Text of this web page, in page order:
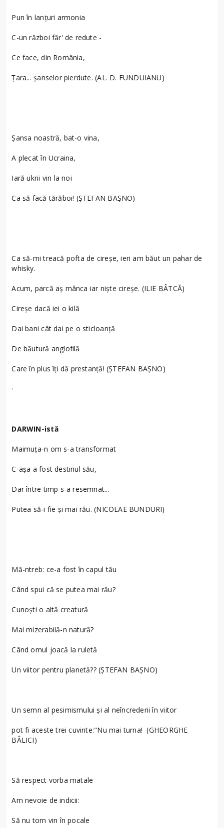
Pun în lanțuri armonia
C-un război făr' de redute -
Ce face, din România,
Țara... șanselor pierdute. (AL. D. FUNDUIANU)
Șansa noastră, bat-o vina,
A plecat în Ucraina,
Iară ukrii vin la noi
Ca să facă tărăboi! (ȘTEFAN BAȘNO)
Ca să-mi treacă pofta de cireșe, ieri am băut un pahar de
whisky.
Acum, parcă aș mânca iar niște cireșe. (ILIE BÂTCĂ)
Cireșe dacă iei o kilă
Dai bani cât dai pe o sticloanță
De băutură anglofilă
Care în plus îți dă prestanță! (ȘTEFAN BAȘNO)
·
DARWIN-istă
Maimuţa-n om s-a transformat
C-aşa a fost destinul său,
Dar între timp s-a resemnat...
Putea să-i fie şi mai rău. (NICOLAE BUNDURI)
Mă-ntreb: ce-a fost în capul tău
Când spui că se putea mai rău?
Cunoști o altă creatură
Mai mizerabilă-n natură?
Când omul joacă la ruletă
Un viitor pentru planetă?? (ȘTEFAN BAȘNO)
Un semn al pesimismului și al neîncrederii în viitor
pot fi aceste trei cuvinte:"Nu mai turna! (GHEORGHE
BÂLICI)
Să respect vorba matale
Am nevoie de indicii:
Să nu torn vin în pocale